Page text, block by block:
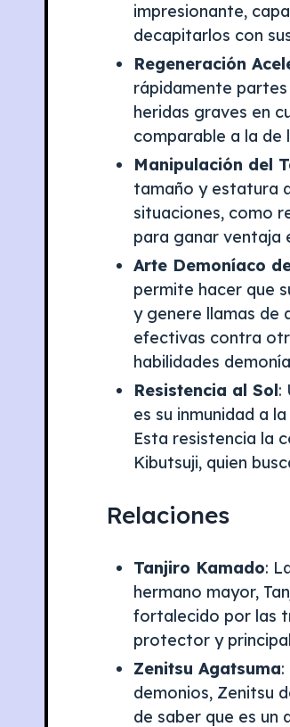
impresionante,
decapitarlos con
Regeneración
rápidamente
heridas graves en
comparable a la de
Manipulación del
tamaño y estatura
situaciones, como
para ganar ventaja
Arte Demoníaco
permite hacer que
y genere llamas de
efectivas contra
habilidades
Resistencia al Sol:
es su inmunidad a
Esta resistencia la
Kibutsuji, quien
Relaciones
Tanjiro Kamado:
hermano mayor,
fortalecido por las
protector y
Zenitsu Agatsuma
demonios, Zenitsu
de saber que es un